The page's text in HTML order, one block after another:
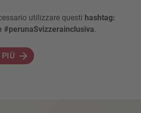
utilizzare questi hashtag:
#perunaSvizzerainclusiva.
PIÙ